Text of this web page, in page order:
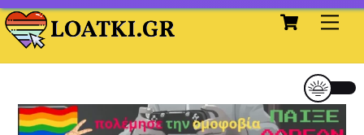
Skip
to
content
Cart